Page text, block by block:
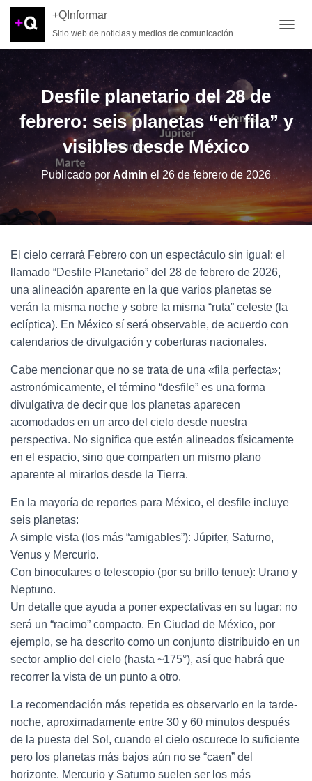
+QInformar
Sitio web de noticias y medios de comunicación
Desfile planetario del 28 de
febrero: seis planetas “en fila” y
visibles desde México
Publicado por Admin el 26 de febrero de 2026
El cielo cerrará Febrero con un espectáculo sin igual: el
llamado “Desfile Planetario” del 28 de febrero de 2026,
una alineación aparente en la que varios planetas se
verán la misma noche y sobre la misma “ruta” celeste (la
eclíptica). En México sí será observable, de acuerdo con
calendarios de divulgación y coberturas nacionales.
Cabe mencionar que no se trata de una «fila perfecta»;
astronómicamente, el término “desfile” es una forma
divulgativa de decir que los planetas aparecen
acomodados en un arco del cielo desde nuestra
perspectiva. No significa que estén alineados físicamente
en el espacio, sino que comparten un mismo plano
aparente al mirarlos desde la Tierra.
En la mayoría de reportes para México, el desfile incluye
seis planetas:
A simple vista (los más “amigables”): Júpiter, Saturno,
Venus y Mercurio.
Con binoculares o telescopio (por su brillo tenue): Urano y
Neptuno.
Un detalle que ayuda a poner expectativas en su lugar: no
será un “racimo” compacto. En Ciudad de México, por
ejemplo, se ha descrito como un conjunto distribuido en un
sector amplio del cielo (hasta ~175°), así que habrá que
recorrer la vista de un punto a otro.
La recomendación más repetida es observarlo en la tarde-
noche, aproximadamente entre 30 y 60 minutos después
de la puesta del Sol, cuando el cielo oscurece lo suficiente
pero los planetas más bajos aún no se “caen” del
horizonte. Mercurio y Saturno suelen ser los más